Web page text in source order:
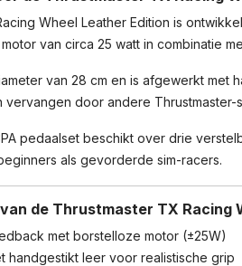
Wheel Leather Edition is
van circa 25 watt in combinatie
van 28 cm en is afgewerkt met
vervangen door andere
pedaalset beschikt over drie
als gevorderde sim-racers.
de Thrustmaster TX Racing
met borstelloze motor (±25W)
handgestikt leer voor realistische grip